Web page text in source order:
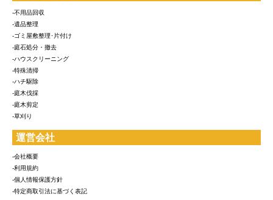
-不用品回収
-遺品整理
-ゴミ屋敷整理･片付け
-庭石処分・撤去
-ハウスクリーニング
-特殊清掃
-ハチ駆除
-庭木伐採
-庭木剪定
-草刈り
運営会社
-会社概要
-利用規約
-個人情報保護方針
-特定商取引法に基づく表記